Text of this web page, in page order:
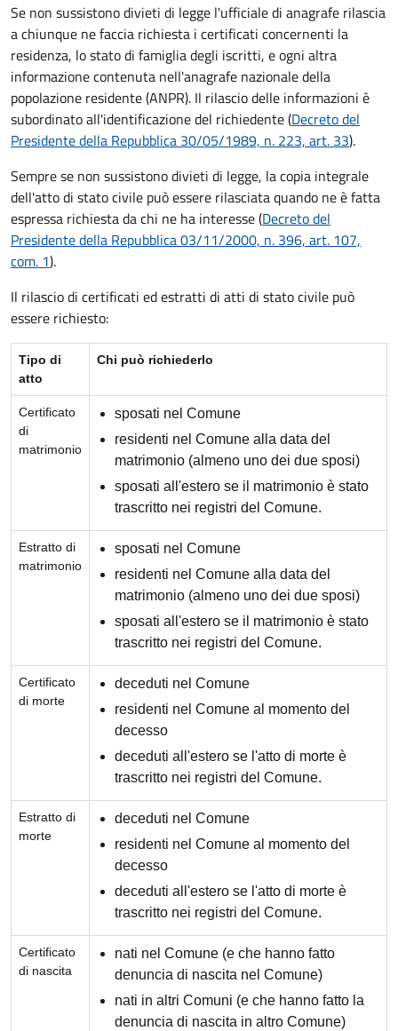
Se non sussistono divieti di legge l'ufficiale di anagrafe rilascia
a chiunque ne faccia richiesta i certificati concernenti la
residenza, lo stato di famiglia degli iscritti, e ogni altra
informazione contenuta nell'anagrafe nazionale della
popolazione residente (ANPR). Il rilascio delle informazioni è
subordinato all'identificazione del richiedente (Decreto del
Presidente della Repubblica 30/05/1989, n. 223, art. 33).
Sempre se non sussistono divieti di legge, la copia integrale
dell'atto di stato civile può essere rilasciata quando ne è fatta
espressa richiesta da chi ne ha interesse (Decreto del
Presidente della Repubblica 03/11/2000, n. 396, art. 107,
com. 1).
Il rilascio di certificati ed estratti di atti di stato civile può
essere richiesto:
Tipo di
atto
Chi può richiederlo
Certificato
di
matrimonio
sposati nel Comune
residenti nel Comune alla data del
matrimonio (almeno uno dei due sposi)
sposati all'estero se il matrimonio è stato
trascritto nei registri del Comune.
Estratto di
matrimonio
sposati nel Comune
residenti nel Comune alla data del
matrimonio (almeno uno dei due sposi)
sposati all'estero se il matrimonio è stato
trascritto nei registri del Comune.
Certificato
di morte
deceduti nel Comune
residenti nel Comune al momento del
decesso
deceduti all'estero se l'atto di morte è
trascritto nei registri del Comune.
Estratto di
morte
deceduti nel Comune
residenti nel Comune al momento del
decesso
deceduti all'estero se l'atto di morte è
trascritto nei registri del Comune.
Certificato
di nascita
nati nel Comune (e che hanno fatto
denuncia di nascita nel Comune)
nati in altri Comuni (e che hanno fatto la
denuncia di nascita in altro Comune)